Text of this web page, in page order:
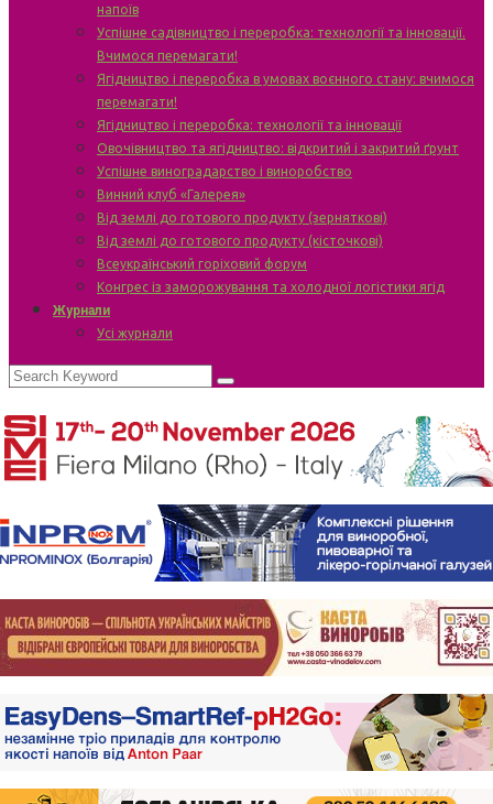
напоїв
Успішне садівництво і переробка: технології та інновації.
Вчимося перемагати!
Ягідництво і переробка в умовах воєнного стану: вчимося
перемагати!
Ягідництво і переробка: технології та інновації
Овочівництво та ягідництво: відкритий і закритий ґрунт
Успішне виноградарство і виноробство
Винний клуб «Галерея»
Від землі до готового продукту (зерняткові)
Від землі до готового продукту (кісточкові)
Всеукраїнський горіховий форум
Конгрес із заморожування та холодної логістики ягід
Журнали
Усі журнали